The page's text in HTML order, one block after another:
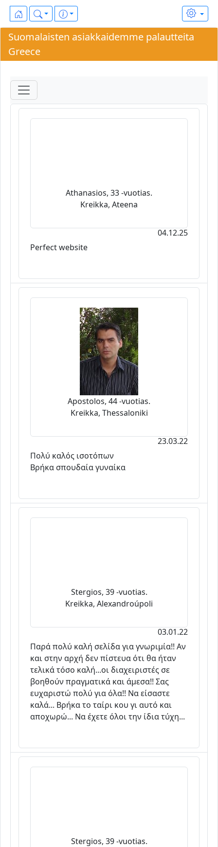
Suomalaisten asiakkaidemme palautteita
Greece
Athanasios, 33 -vuotias.
Kreikka, Ateena
04.12.25
Perfect website
Apostolos, 44 -vuotias.
Kreikka, Thessaloniki
23.03.22
Πολύ καλός ισοτόπων
Βρήκα σπουδαία γυναίκα
Stergios, 39 -vuotias.
Kreikka, Alexandroúpoli
03.01.22
Παρά πολύ καλή σελίδα για γνωριμία!! Αν
και στην αρχή δεν πίστευα ότι θα ήταν
τελικά τόσο καλή...οι διαχειριστές σε
βοηθούν πραγματικά και άμεσα!! Σας
ευχαριστώ πολύ για όλα!! Να είσαστε
καλά... Βρήκα το ταίρι κου γι αυτό και
αποχωρώ... Να έχετε όλοι την ίδια τύχη...
Stergios, 39 -vuotias.